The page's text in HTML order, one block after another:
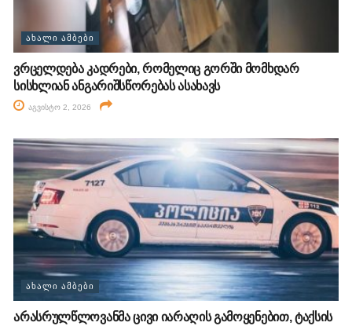
ᲐᲮᲐᲚᲘ ᲐᲛᲑᲔᲑᲘ
ვრცელდება კადრები, რომელიც გორში მომხდარ
სისხლიან ანგარიშსწორებას ასახავს
აგვისტო 2, 2026
ᲐᲮᲐᲚᲘ ᲐᲛᲑᲔᲑᲘ
არასრულწლოვანმა ცივი იარაღის გამოყენებით, ტაქსის